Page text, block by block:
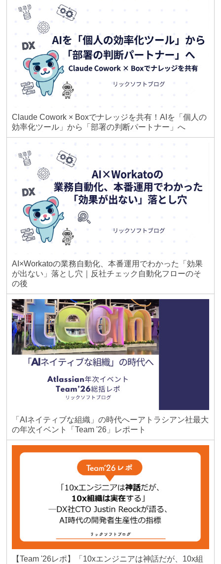
Claude Cowork × Boxでナレッジを共有！AIを「個人の
効率化ツール」から「部署の判断パートナー」へ
AI×Workatoの業務自動化、本番運用でわかった「効果
が出ない」落とし穴｜反社チェック自動化フローのそ
の後
「AIネイティブな組織」の時代へーアトラシアン社最大
の年次イベント「Team '26」レポート
【Team '26レポ】「10xエンジニアは神話だが、10x組